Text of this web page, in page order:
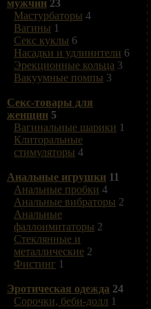
мужчин 23
Мастурбаторы 4
Вагины 1
Секс куклы 6
Насадки и удлинители 6
Эрекционные кольца 3
Вакуумные помпы 3
Секс-товары для
женщин 5
Вагинальные шарики 1
Клиторальные
стимуляторы 4
Анальные игрушки 11
Анальные пробки 4
Анальные вибраторы 2
Анальные
фаллоимитаторы 2
Стеклянные и
металлические 2
Фистинг 1
Эротическая одежда 24
Сорочки, беби-долл 1